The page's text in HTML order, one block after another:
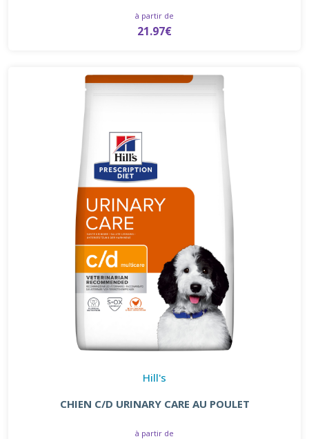
à partir de
21.97€
Hill's
CHIEN C/D URINARY CARE AU POULET
à partir de